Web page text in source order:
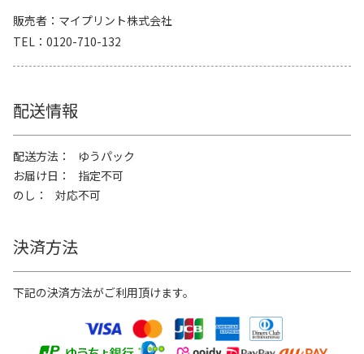
販売者
マイプリント株式会社
TEL
0120-710-132
配送情報
配送方法
ゆうパック
お届け日
指定不可
のし
対応不可
決済方法
下記の決済方法がご利用頂けます。